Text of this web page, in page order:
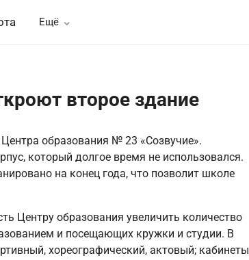
Ещё
второе здание
образования № 23 «Созвучие».
который долгое время не использовался.
на конец года, что позволит школе
Центру образования увеличить количество
и посещающих кружки и студии. В
хореографический, актовый; кабинеты